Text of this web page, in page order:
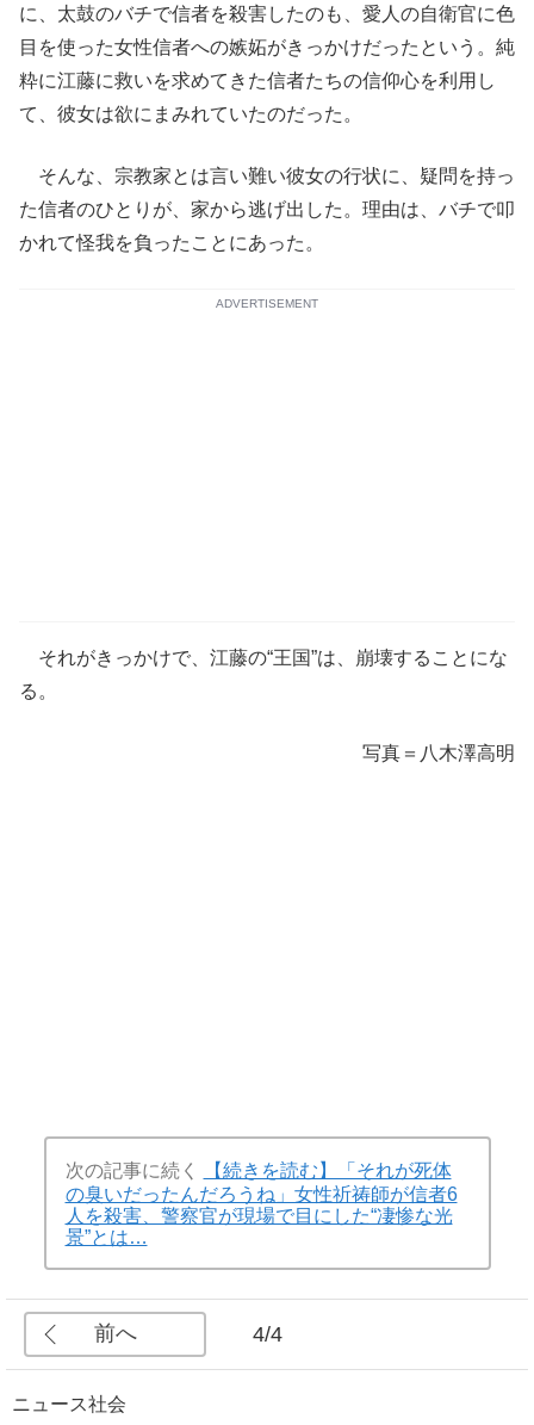
に、太鼓のバチで信者を殺害したのも、愛人の自衛官に色
目を使った女性信者への嫉妬がきっかけだったという。純
粋に江藤に救いを求めてきた信者たちの信仰心を利用し
て、彼女は欲にまみれていたのだった。
そんな、宗教家とは言い難い彼女の行状に、疑問を持っ
た信者のひとりが、家から逃げ出した。理由は、バチで叩
かれて怪我を負ったことにあった。
ADVERTISEMENT
それがきっかけで、江藤の“王国”は、崩壊することにな
る。
写真＝八木澤高明
次の記事に続く
【続きを読む】「それが死体
の臭いだったんだろうね」女性祈祷師が信者6
人を殺害、警察官が現場で目にした“凄惨な光
景”とは…
前へ 4/4
ニュース社会